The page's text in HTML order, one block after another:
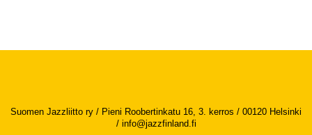
Suomen Jazzliitto ry / Pieni Roobertinkatu 16, 3. kerros / 00120 Helsinki
/ info@jazzfinland.fi